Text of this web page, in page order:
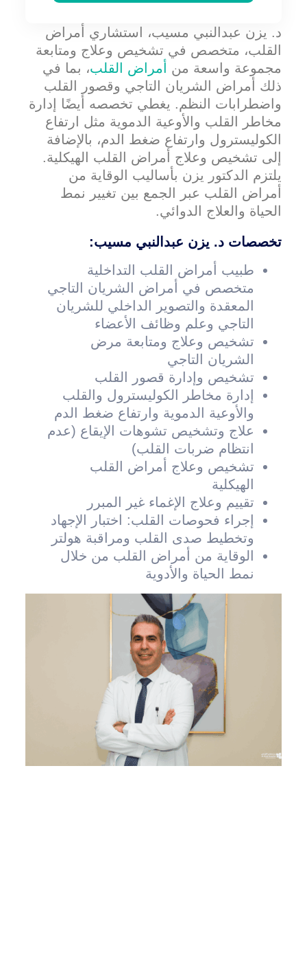
د. يزن عبدالنبي مسيب، استشاري أمراض
القلب، متخصص في تشخيص وعلاج ومتابعة
مجموعة واسعة من
أمراض القلب، بما في
ذلك أمراض الشريان التاجي وقصور القلب
واضطرابات النظم. يغطي تخصصه أيضًا إدارة
مخاطر القلب والأوعية الدموية مثل ارتفاع
الكوليسترول وارتفاع ضغط الدم، بالإضافة
إلى تشخيص وعلاج أمراض القلب الهيكلية.
يلتزم الدكتور يزن بأساليب الوقاية من
أمراض القلب عبر الجمع بين تغيير نمط
الحياة والعلاج الدوائي.
تخصصات د. يزن عبدالنبي مسيب:
طبيب أمراض القلب التداخلية
متخصص في أمراض الشريان التاجي
المعقدة والتصوير الداخلي للشريان
التاجي وعلم وظائف الأعضاء
تشخيص وعلاج ومتابعة مرض
الشريان التاجي
تشخيص وإدارة قصور القلب
إدارة مخاطر الكوليسترول والقلب
والأوعية الدموية وارتفاع ضغط الدم
علاج وتشخيص تشوهات الإيقاع (عدم
انتظام ضربات القلب)
تشخيص وعلاج أمراض القلب
الهيكلية
تقييم وعلاج الإغماء غير المبرر
إجراء فحوصات القلب: اختبار الإجهاد
وتخطيط صدى القلب ومراقبة هولتر
الوقاية من أمراض القلب من خلال
نمط الحياة والأدوية